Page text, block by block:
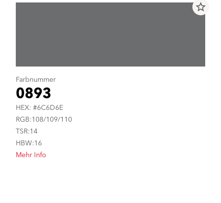
Farbnummer
0893
HEX: #6C6D6E
RGB:108/109/110
TSR:14
HBW:16
Mehr Info
star_border